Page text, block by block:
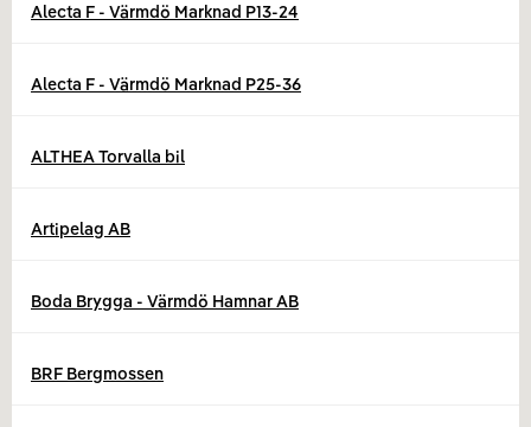
Alecta F - Värmdö Marknad P13-24
Alecta F - Värmdö Marknad P25-36
ALTHEA Torvalla bil
Artipelag AB
Boda Brygga - Värmdö Hamnar AB
BRF Bergmossen